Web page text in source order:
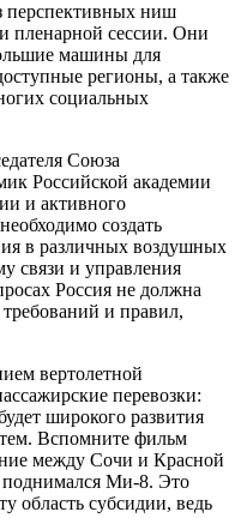
перспективных ниш
пленарной сессии. Они
машины для
регионы, а также
социальных
Союза
Российской академии
и активного
создать
в различных воздушных
связи и управления
Россия не должна
и правил,
вертолетной
перевозки:
широкого развития
Вспомните фильм
между Сочи и Красной
поднимался Ми-8. Это
область субсидии, ведь